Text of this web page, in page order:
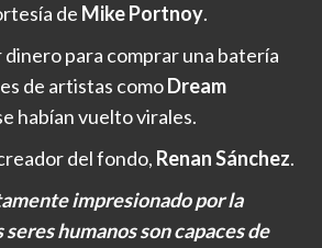
de Mike Portnoy.
dinero para comprar una batería
de artistas comoDream
habían vuelto virales.
del fondo, Renan Sánchez.
impresionado por la
humanos son capaces de